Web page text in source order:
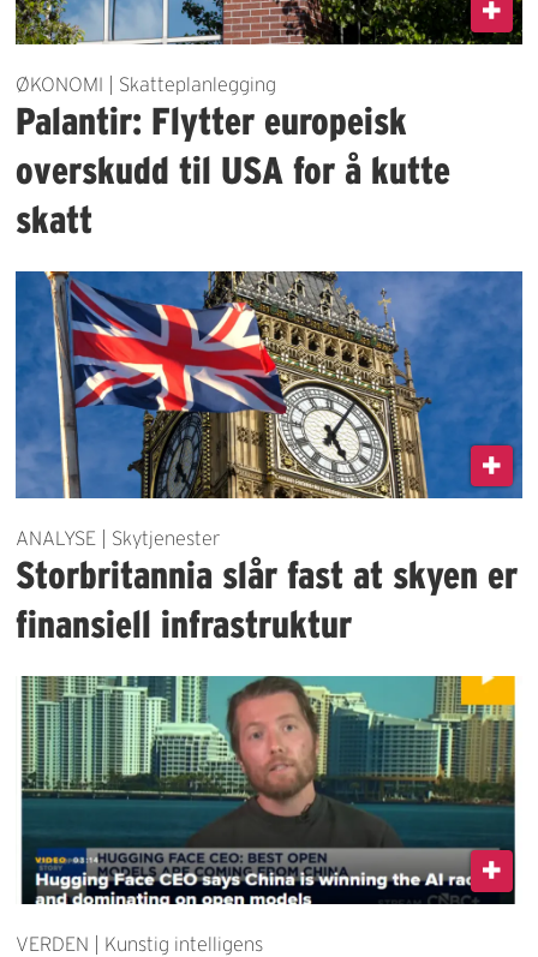
ØKONOMI | Skatteplanlegging
Palantir: Flytter europeisk
overskudd til USA for å kutte
skatt
ANALYSE | Skytjenester
Storbritannia slår fast at skyen er
finansiell infrastruktur
VERDEN | Kunstig intelligens